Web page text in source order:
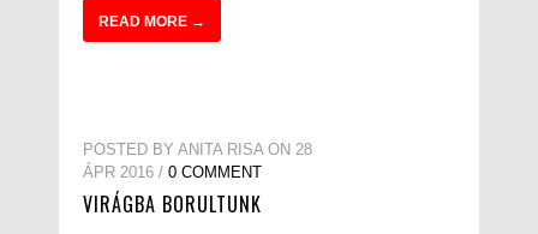
READ MORE →
POSTED BY ANITA RISA ON 28
ÁPR 2016 / 0 COMMENT
VIRÁGBA BORULTUNK